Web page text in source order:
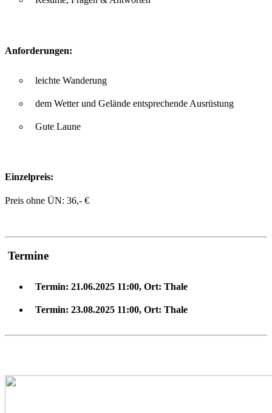
Anforderungen:
leichte Wanderung
dem Wetter und Gelände entsprechende Ausrüstung
Gute Laune
Einzelpreis:
Preis ohne ÜN: 36,- €
Termine
Termin: 21.06.2025 11:00, Ort: Thale
Termin: 23.08.2025 11:00, Ort: Thale